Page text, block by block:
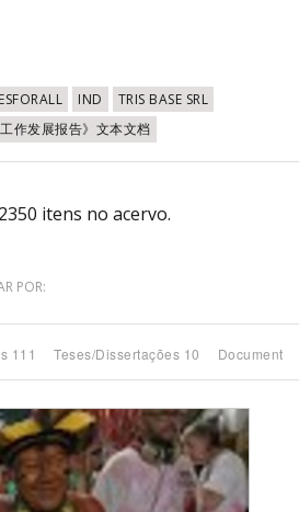
IND
TRIS BASE SRL
作发展报告》文本文档
itens no acervo.
POR:
111 Teses/Dissertações 10